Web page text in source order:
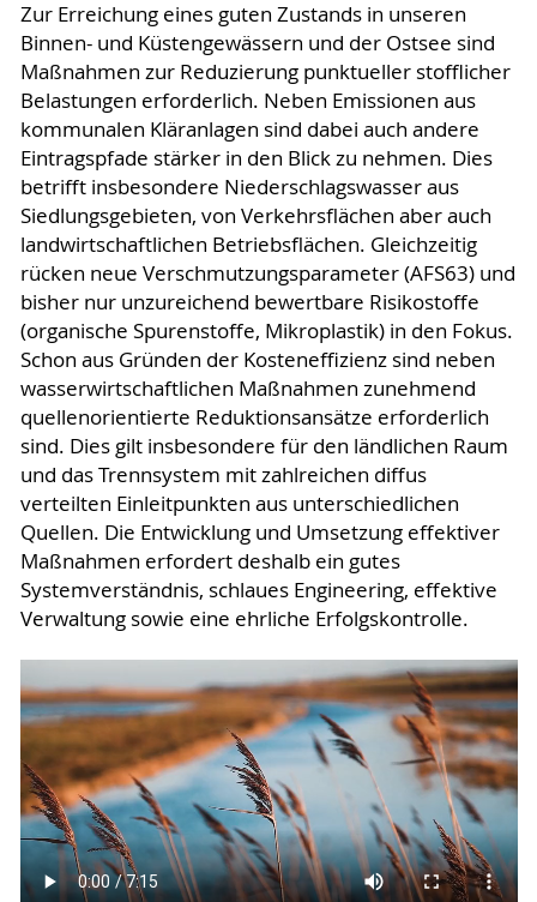
Zur Erreichung eines guten Zustands in unseren
Binnen- und Küstengewässern und der Ostsee sind
Maßnahmen zur Reduzierung punktueller stofflicher
Belastungen erforderlich. Neben Emissionen aus
kommunalen Kläranlagen sind dabei auch andere
Eintragspfade stärker in den Blick zu nehmen. Dies
betrifft insbesondere Niederschlagswasser aus
Siedlungsgebieten, von Verkehrsflächen aber auch
landwirtschaftlichen Betriebsflächen. Gleichzeitig
rücken neue Verschmutzungsparameter (AFS63) und
bisher nur unzureichend bewertbare Risikostoffe
(organische Spurenstoffe, Mikroplastik) in den Fokus.
Schon aus Gründen der Kosteneffizienz sind neben
wasserwirtschaftlichen Maßnahmen zunehmend
quellenorientierte Reduktionsansätze erforderlich
sind. Dies gilt insbesondere für den ländlichen Raum
und das Trennsystem mit zahlreichen diffus
verteilten Einleitpunkten aus unterschiedlichen
Quellen. Die Entwicklung und Umsetzung effektiver
Maßnahmen erfordert deshalb ein gutes
Systemverständnis, schlaues Engineering, effektive
Verwaltung sowie eine ehrliche Erfolgskontrolle.